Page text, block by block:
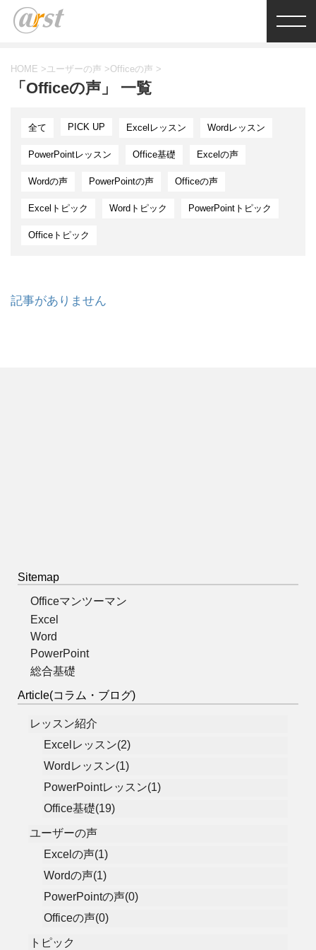
HOME >ユーザーの声 >Officeの声 >
「Officeの声」 一覧
全て PICK UP Excelレッスン Wordレッスン
PowerPointレッスン Office基礎 Excelの声
Wordの声 PowerPointの声 Officeの声
Excelトピック Wordトピック PowerPointトピック
Officeトピック
記事がありません
Sitemap
Officeマンツーマン
Excel
Word
PowerPoint
総合基礎
Article(コラム・ブログ)
レッスン紹介
Excelレッスン(2)
Wordレッスン(1)
PowerPointレッスン(1)
Office基礎(19)
ユーザーの声
Excelの声(1)
Wordの声(1)
PowerPointの声(0)
Officeの声(0)
トピック